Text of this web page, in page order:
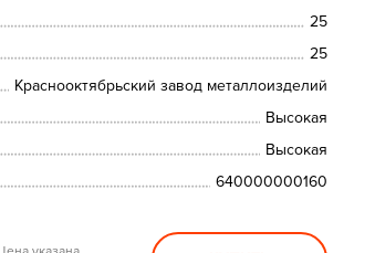
25
25
Краснооктябрьский завод металлоизделий
Высокая
Высокая
640000000160